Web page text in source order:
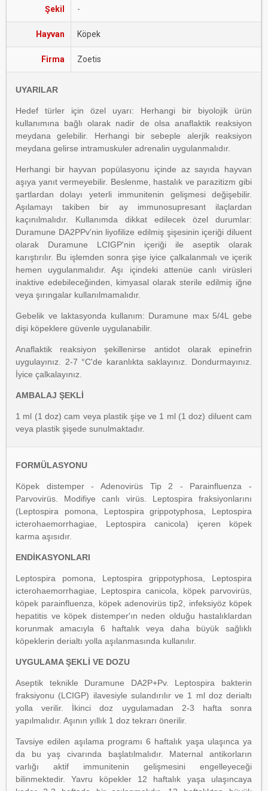
Şekil -
Hayvan Köpek
Firma Zoetis
UYARILAR
Hedef türler için özel uyarı: Herhangi bir biyolojik ürün
kullanımına bağlı olarak nadir de olsa anaflaktik reaksiyon
meydana gelebilir. Herhangi bir sebeple alerjik reaksiyon
meydana gelirse intramuskuler adrenalin uygulanmalıdır.
Herhangi bir hayvan popülasyonu içinde az sayıda hayvan
aşıya yanıt vermeyebilir. Beslenme, hastalık ve parazitizm gibi
şartlardan dolayı yeterli immunitenin gelişmesi değişebilir.
Aşılamayı takiben bir ay immunosupresant ilaçlardan
kaçınılmalıdır. Kullanımda dikkat edilecek özel durumlar:
Duramune DA2PPv'nin liyofilize edilmiş şişesinin içeriği diluent
olarak Duramune LCIGP'nin içeriği ile aseptik olarak
karıştırılır. Bu işlemden sonra şişe iyice çalkalanmalı ve içerik
hemen uygulanmalıdır. Aşı içindeki attenüe canlı virüsleri
inaktive edebileceğinden, kimyasal olarak sterile edilmiş iğne
veya şırıngalar kullanılmamalıdır.
Gebelik ve laktasyonda kullanım: Duramune max 5/4L gebe
dişi köpeklere güvenle uygulanabilir.
Anaflaktik reaksiyon şekillenirse antidot olarak epinefrin
uygulayınız. 2-7 °C'de karanlıkta saklayınız. Dondurmayınız.
İyice çalkalayınız.
AMBALAJ ŞEKLİ
1 ml (1 doz) cam veya plastik şişe ve 1 ml (1 doz) diluent cam
veya plastik şişede sunulmaktadır.
FORMÜLASYONU
Köpek distemper - Adenovirüs Tip 2 - Parainfluenza -
Parvovirüs. Modifiye canlı virüs. Leptospira fraksiyonlarını
(Leptospira pomona, Leptospira grippotyphosa, Leptospira
icterohaemorrhagiae, Leptospira canicola) içeren köpek
karma aşısıdır.
ENDİKASYONLARI
Leptospira pomona, Leptospira grippotyphosa, Leptospira
icterohaemorrhagiae, Leptospira canicola, köpek parvovirüs,
köpek parainfluenza, köpek adenovirüs tip2, infeksiyöz köpek
hepatitis ve köpek distemper'ın neden olduğu hastalıklardan
korunmak amacıyla 6 haftalık veya daha büyük sağlıklı
köpeklerin derialtı yolla aşılanmasında kullanılır.
UYGULAMA ŞEKLİ VE DOZU
Aseptik teknikle Duramune DA2P+Pv. Leptospira bakterin
fraksiyonu (LCIGP) ilavesiyle sulandırılır ve 1 ml doz derialtı
yolla verilir. İkinci doz uygulamadan 2-3 hafta sonra
yapılmalıdır. Aşının yıllık 1 doz tekrarı önerilir.
Tavsiye edilen aşılama programı 6 haftalık yaşa ulaşınca ya
da bu yaş civarında başlatılmalıdır. Maternal antikorların
varlığı aktif immunitenin gelişmesini engelleyeceği
bilinmektedir. Yavru köpekler 12 haftalık yaşa ulaşıncaya